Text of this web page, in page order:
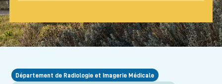
Département de Radiologie et Imagerie Médicale